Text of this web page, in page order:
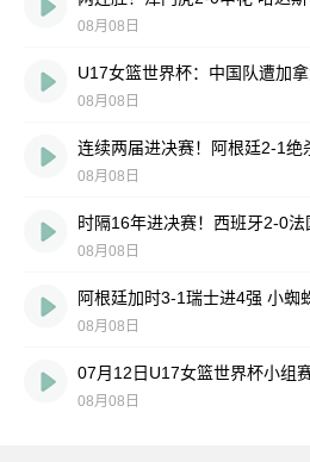
08月08日
08月08日
08月08日
08月08日
08月08日
08月08日